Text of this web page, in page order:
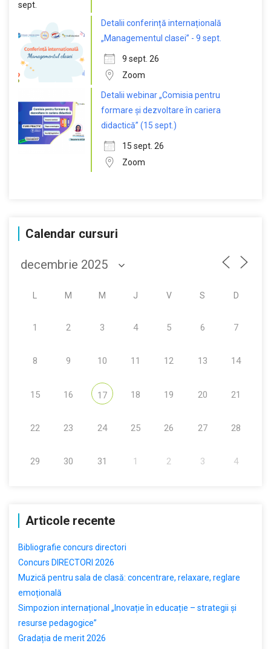
Detalii conferință internațională
„Managementul clasei” - 9 sept.
9 sept. 26
Zoom
Detalii webinar „Comisia pentru
formare și dezvoltare în cariera
didactică” (15 sept.)
15 sept. 26
Zoom
Calendar cursuri
M M J V S D
1 2 3 4 5 6 7
8 9 10 11 12 13 14
15 16 17 18 19 20 21
22 23 24 25 26 27 28
29 30 31 1 2 3 4
Articole recente
Bibliografie concurs directori
Concurs DIRECTORI 2026
Muzică pentru sala de clasă: concentrare, relaxare, reglare
emoțională
Simpozion internațional „Inovație în educație – strategii și
resurse pedagogice”
Gradația de merit 2026